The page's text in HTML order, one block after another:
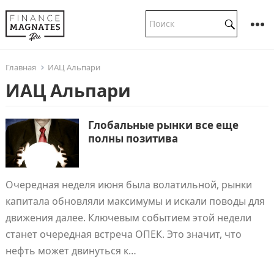
Главная ИАЦ Альпари
ИАЦ Альпари
Глобальные рынки все еще
полны позитива
Очередная неделя июня была волатильной, рынки
капитала обновляли максимумы и искали поводы для
движения далее. Ключевым событием этой недели
станет очередная встреча ОПЕК. Это значит, что
нефть может двинуться к…